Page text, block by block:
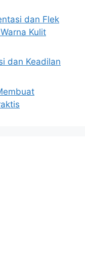
dan Flek
Kulit
dan Keadilan